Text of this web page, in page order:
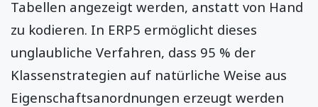
Tabellen angezeigt werden, anstatt von Hand
zu kodieren. In ERP5 ermöglicht dieses
unglaubliche Verfahren, dass 95 % der
Klassenstrategien auf natürliche Weise aus
Eigenschaftsanordnungen erzeugt werden